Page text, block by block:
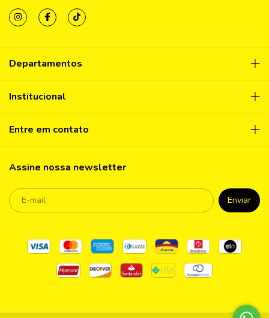
Departamentos
Institucional
Entre em contato
Assine nossa newsletter